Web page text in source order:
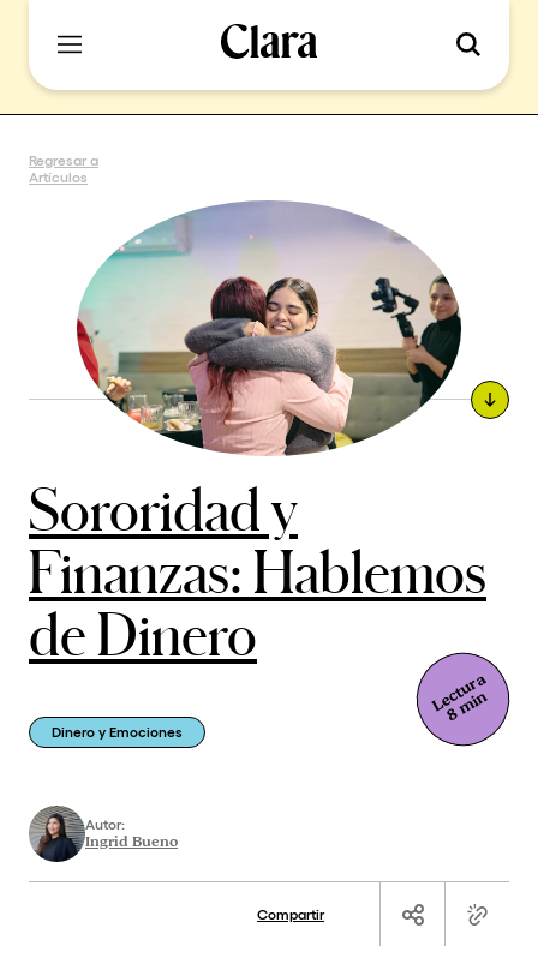
Regresar a
Artículos
Sororidad y
Finanzas: Hablemos
de Dinero
Lectura
8 min
Dinero y Emociones
Autor:
Ingrid Bueno
Compartir